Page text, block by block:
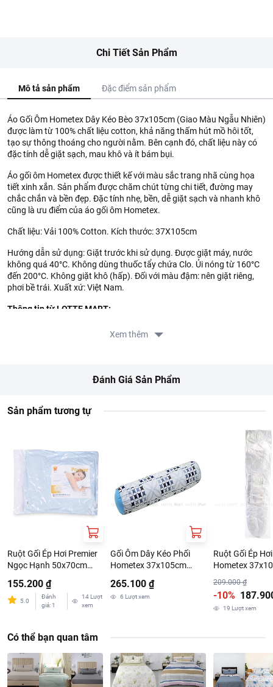
Chi Tiết Sản Phẩm
Mô tả sản phẩm Đặc điểm sản phẩm
Áo Gối Ôm Hometex Dây Kéo Bèo 37x105cm (Giao Màu Ngẫu Nhiên)
được làm từ 100% chất liệu cotton, khả năng thấm hút mồ hôi tốt,
tạo sự thông thoáng cho người nằm. Bên cạnh đó, chất liệu này có
đặc tính dễ giặt sạch, mau khô và ít bám bụi.
Áo gối ôm Hometex được thiết kế với màu sắc trang nhã cùng họa
tiết xinh xắn. Sản phẩm được chăm chút từng chi tiết, đường may
chắc chắn và bền đẹp. Đặc tính nhẹ, bền, dễ giặt sạch và nhanh khô
cũng là ưu điểm của áo gối ôm Hometex.
Chất liệu: Vải 100% Cotton. Kích thước: 37X105cm
Hướng dẫn sử dụng: Giặt trước khi sử dụng. Được giặt máy, nước
không quá 40°C. Không dùng thuốc tẩy chứa Clo. Ủi nóng từ 160°C
đến 200°C. Không giặt khô (hấp). Đối với màu đậm: nên giặt riêng,
phơi bề trái. Xuất xứ: Việt Nam.
Thông tin từ LOTTE MART:
Đơn giá sản phẩm chưa gồm phí giao hàng tùy theo khu vực và
https://www.lottemart.vn/vi-nsg/faq/85
Xem thêm
Đánh Giá Sản Phẩm
Sản phẩm tương tự
Ruột Gối Ép Hơi Premier
Ngọc Hạnh 50x70cm
155.200 ₫
5.0
Đánh
giá: 1
14 Lượt
xem
Gối Ôm Dây Kéo Phối
Hometex 37x105cm
265.100 ₫
6 Lượt xem
Ruột Gối Ép
Hometex
209.000 ₫
-10%
19 Lượt xem
Có thể bạn quan tâm